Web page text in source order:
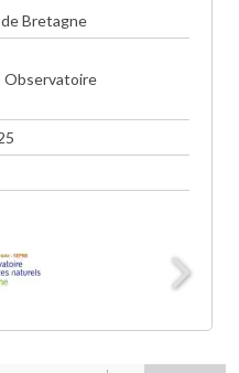
Bretagne
Observatoire